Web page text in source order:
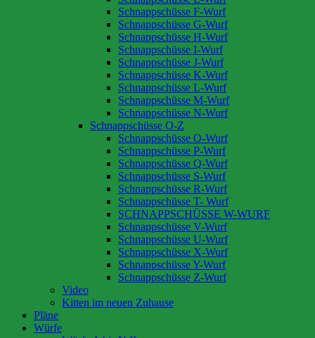
Schnappschüsse F-Wurf
Schnappschüsse G-Wurf
Schnappschüsse H-Wurf
Schnappschüsse I-Wurf
Schnappschüsse J-Wurf
Schnappschüsse K-Wurf
Schnappschüsse L-Wurf
Schnappschüsse M-Wurf
Schnappschüsse N-Wurf
Schnappschüsse O-Z
Schnappschüsse O-Wurf
Schnappschüsse P-Wurf
Schnappschüsse Q-Wurf
Schnappschüsse S-Wurf
Schnappschüsse R-Wurf
Schnappschüsse T- Wurf
SCHNAPPSCHÜSSE W-WURF
Schnappschüsse V-Wurf
Schnappschüsse U-Wurf
Schnappschüsse X-Wurf
Schnappschüsse Y-Wurf
Schnappschüsse Z-Wurf
Video
Kitten im neuen Zuhause
Pläne
Würfe